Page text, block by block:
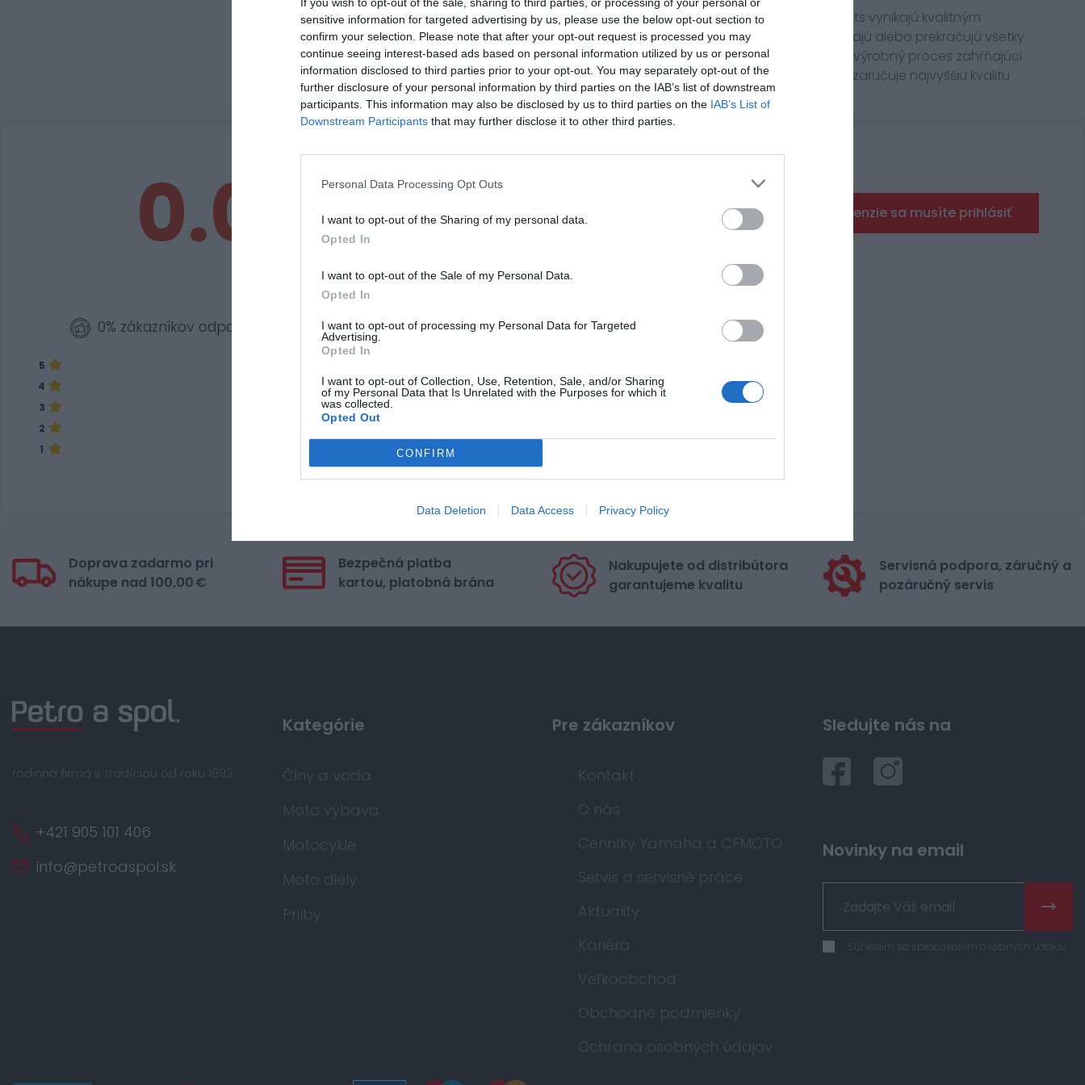
sensitive information for targeted advertising by us, please use the below opt-out section to
confirm your selection. Please note that after your opt-out request is processed you may
continue seeing interest-based ads based on personal information utilized by us or personal
information disclosed to third parties prior to your opt-out. You may separately opt-out of the
further disclosure of your personal information by third parties on the IAB’s list of downstream
participants. This information may also be disclosed by us to third parties on the IAB’s List of
Downstream Participants that may further disclose it to other third parties.
Personal Data Processing Opt Outs
I want to opt-out of the Sharing of my personal data.
Opted In
I want to opt-out of the Sale of my Personal Data.
Opted In
I want to opt-out of processing my Personal Data for Targeted
Advertising.
Opted In
I want to opt-out of Collection, Use, Retention, Sale, and/or Sharing
of my Personal Data that Is Unrelated with the Purposes for which it
was collected.
Opted Out
CONFIRM
Data Deletion Data Access Privacy Policy
Ozubené kolesá anglického výrobcu JT Sprockets vynikajú kvalitným
spracovaním a použitým materiálom. Vyrovnávajú alebo prekračujú všetky
požiadavky kladené na tieto výrobky. Špeciálny výrobný proces zahŕňajúci
25 výrobných krokov a 10 individuálnych kontrol zaručuje najvyššiu kvalitu
týchto kolies.
0.0
0% zákazníkov odporúča produkt
5
4
3
2
1
Pre pridanie recenzie sa musíte prihlásiť
Doprava zadarmo pri
nákupe nad 100,00 €
Bezpečná platba
kartou, platobná brána
Nakupujete od distribútora
garantujeme kvalitu
Servisná podpora, záručný a
pozáručný servis
rodinná firma s tradíciou od roku 1992
+421 905 101 406
info@petroaspol.sk
Sledujte nás na
Novinky na email
Súhlasím so spracovaním osobných údajov
Kategórie
Člny a voda
Moto výbava
Motocykle
Moto diely
Prilby
Pre zákazníkov
Kontakt
O nás
Cenníky Yamaha a CFMOTO
Servis a servisné práce
Aktuality
Kariéra
Veľkoobchod
Obchodné podmienky
Ochrana osobných údajov